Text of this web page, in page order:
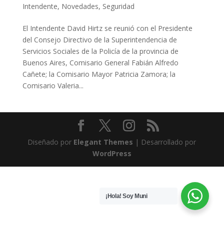
Intendente, Novedades, Seguridad
El Intendente David Hirtz se reunió con el Presidente
del Consejo Directivo de la Superintendencia de
Servicios Sociales de la Policía de la provincia de
Buenos Aires, Comisario General Fabián Alfredo
Cañete; la Comisario Mayor Patricia Zamora; la
Comisario Valeria...
Diseñado por Elegant Themes | Desarrollado por
WordPress
¡Hola! Soy Muni